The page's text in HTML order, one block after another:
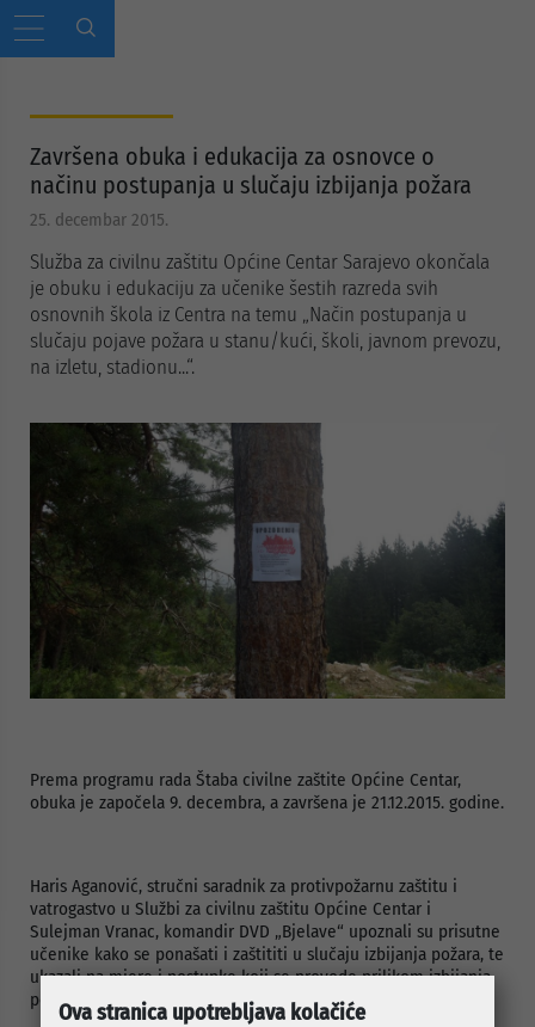
Završena obuka i edukacija za osnovce o
načinu postupanja u slučaju izbijanja požara
25. decembar 2015.
Služba za civilnu zaštitu Općine Centar Sarajevo okončala
je obuku i edukaciju za učenike šestih razreda svih
osnovnih škola iz Centra na temu „Način postupanja u
slučaju pojave požara u stanu/kući, školi, javnom prevozu,
na izletu, stadionu...“.
Prema programu rada Štaba civilne zaštite Općine Centar,
obuka je započela 9. decembra, a završena je 21.12.2015. godine.
Haris Aganović, stručni saradnik za protivpožarnu zaštitu i
vatrogastvo u Službi za civilnu zaštitu Općine Centar i
Sulejman Vranac, komandir DVD „Bjelave“ upoznali su prisutne
učenike kako se ponašati i zaštititi u slučaju izbijanja požara, te
ukazali na mjere i postupke koji se provode prilikom izbijanja
požara kako bi se izbjegle neželjene posljedice.
Ova stranica upotrebljava kolačiće